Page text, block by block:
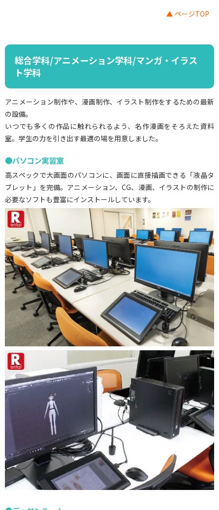
▲ ページTOP
総合学科/アニメーション学科/マンガ・イラス
ト学科
アニメーション制作や、漫画制作、イラスト制作をするための最新
の設備。
いつでも多くの作品に触れられるよう、名作漫画をそろえた資料
室。学生の力を引き出す最適の場を用意しました。
●パソコン実習室
高スペックで大画面のパソコンに、画面に直接描画できる「液晶タ
ブレット」を完備。アニメーション、CG、漫画、イラストの制作に
必要なソフトも豊富にインストールしています。